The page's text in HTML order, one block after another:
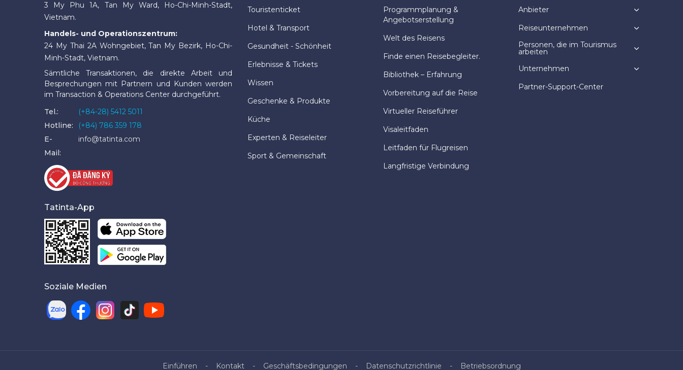
3 My Phu 1A, Tan My Ward, Ho-Chi-Minh-Stadt,
Vietnam.
Handels- und Operationszentrum:
24 My Thai 2A Wohngebiet, Tan My Bezirk, Ho-Chi-
Minh-Stadt, Vietnam.
Sämtliche Transaktionen, die direkte Arbeit und
Besprechungen mit Partnern und Kunden werden
im Transaction & Operations Center durchgeführt.
Tel.:
(+84-28) 5412 5011
Hotline:
(+84) 786 359 178
E-
Mail:
info@tatinta.com
Tatinta-App
Soziale Medien
Touristenticket
Hotel & Transport
Gesundheit - Schönheit
Erlebnisse & Tickets
Wissen
Geschenke & Produkte
Küche
Experten & Reiseleiter
Sport & Gemeinschaft
Programmplanung &
Angebotserstellung
Welt des Reisens
Finde einen Reisebegleiter.
Bibliothek – Erfahrung
Vorbereitung auf die Reise
Virtueller Reiseführer
Visaleitfaden
Leitfaden für Flugreisen
Langfristige Verbindung
Anbieter
Reiseunternehmen
Personen, die im Tourismus
arbeiten
Unternehmen
Partner-Support-Center
Einführen Kontakt Geschäftsbedingungen Datenschutzrichtlinie Betriebsordnung